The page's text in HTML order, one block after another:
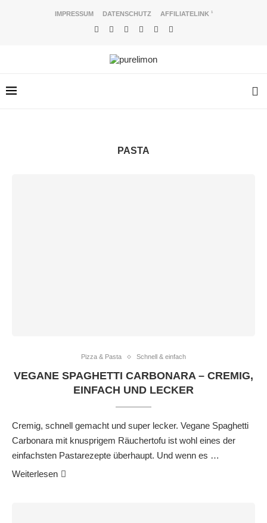
IMPRESSUM DATENSCHUTZ AFFILIATELINK 1
PASTA
Pizza & Pasta Schnell & einfach
VEGANE SPAGHETTI CARBONARA – CREMIG,
EINFACH UND LECKER
Cremig, schnell gemacht und super lecker. Vegane Spaghetti
Carbonara mit knusprigem Räuchertofu ist wohl eines der
einfachsten Pastarezepte überhaupt. Und wenn es …
Weiterlesen